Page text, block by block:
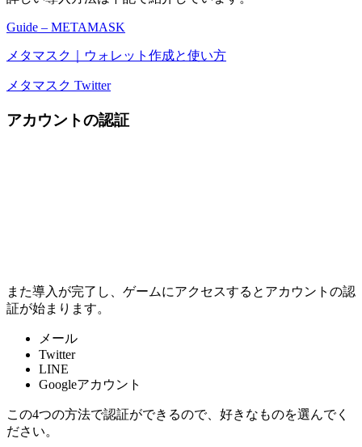
Guide – METAMASK
メタマスク｜ウォレット作成と使い方
メタマスク Twitter
アカウントの認証
また導入が完了し、ゲームにアクセスするとアカウントの認
証が始まります。
メール
Twitter
LINE
Googleアカウント
この4つの方法で認証ができるので、好きなものを選んでく
ださい。